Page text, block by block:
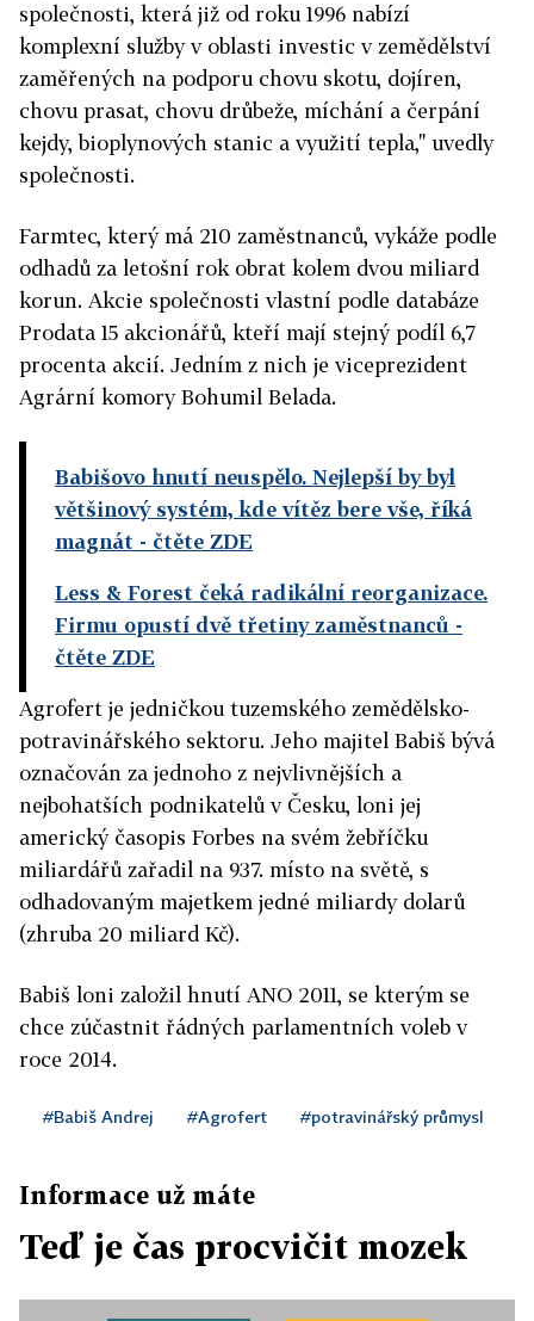
společnosti, která již od roku 1996 nabízí
komplexní služby v oblasti investic v zemědělství
zaměřených na podporu chovu skotu, dojíren,
chovu prasat, chovu drůbeže, míchání a čerpání
kejdy, bioplynových stanic a využití tepla," uvedly
společnosti.
Farmtec, který má 210 zaměstnanců, vykáže podle
odhadů za letošní rok obrat kolem dvou miliard
korun. Akcie společnosti vlastní podle databáze
Prodata 15 akcionářů, kteří mají stejný podíl 6,7
procenta akcií. Jedním z nich je viceprezident
Agrární komory Bohumil Belada.
Babišovo hnutí neuspělo. Nejlepší by byl
většinový systém, kde vítěz bere vše, říká
magnát - čtěte ZDE
Less & Forest čeká radikální reorganizace.
Firmu opustí dvě třetiny zaměstnanců -
čtěte ZDE
Agrofert je jedničkou tuzemského zemědělsko-
potravinářského sektoru. Jeho majitel Babiš bývá
označován za jednoho z nejvlivnějších a
nejbohatších podnikatelů v Česku, loni jej
americký časopis Forbes na svém žebříčku
miliardářů zařadil na 937. místo na světě, s
odhadovaným majetkem jedné miliardy dolarů
(zhruba 20 miliard Kč).
Babiš loni založil hnutí ANO 2011, se kterým se
chce zúčastnit řádných parlamentních voleb v
roce 2014.
#Babiš Andrej #Agrofert #potravinářský průmysl
Informace už máte
Teď je čas procvičit mozek